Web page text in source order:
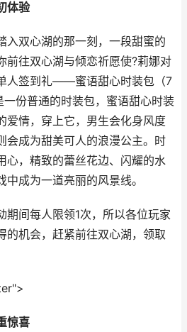
体验
双心湖的那一刻，一段甜蜜的
前往双心湖与倾恋祈愿使?莉娜对
人签到礼——蜜语甜心时装包（7
份普通的时装包，蜜语甜心时装
爱情，穿上它，男生会化身风度
会成为甜美可人的浪漫公主。时
心，精致的蕾丝花边、闪耀的水
成为一道亮丽的风景线。
间每人限领1次，所以各位玩家
的机会，赶紧前往双心湖，领取
惊喜